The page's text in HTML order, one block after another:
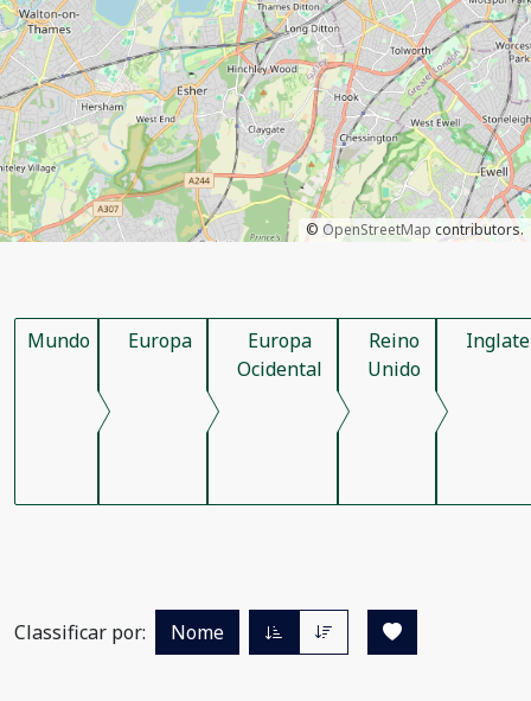
© OpenStreetMap contributors.
Mundo Europa
Europa
Ocidental
Reino
Unido
Classificar por: Nome